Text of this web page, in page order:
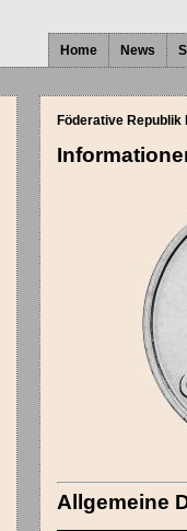
Home News
Föderative
Allgemeine